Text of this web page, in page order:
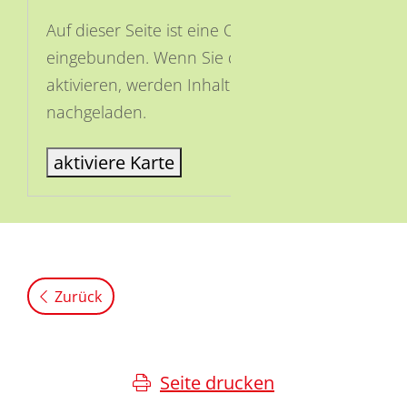
Auf dieser Seite ist eine OSM Karte
eingebunden. Wenn Sie die Karte
aktivieren, werden Inhalte von OSM
nachgeladen.
aktiviere Karte
Zurück
Seite drucken